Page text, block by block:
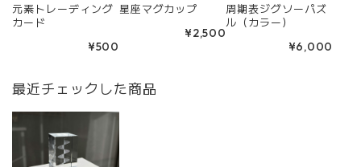
元素トレーディング
カード
¥500
星座マグカップ
¥2,500
周期表ジグソーパズ
ル（カラー）
¥6,000
最近チェックした商品